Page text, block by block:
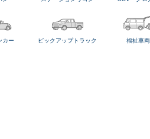
カー ピックアップトラック 福祉車両